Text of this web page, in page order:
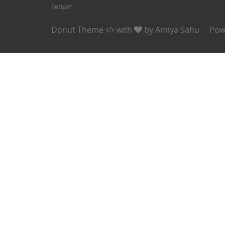
İletişim
Donut Theme with byAmiya Sahu